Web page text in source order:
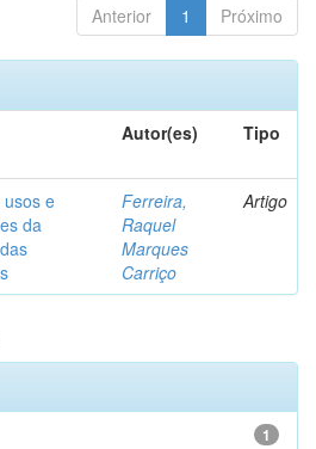
Anterior 1 Próximo
Autor(es) Tipo
e
da
Ferreira,
Raquel
Marques
Carriço
Artigo
1